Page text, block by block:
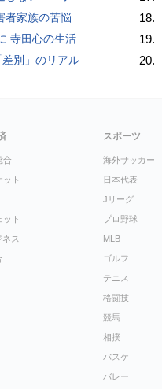
者家族の苦悩
寺田心の生活
別」のリアル
18.
19.
20.
合
ット
ット
ネス
スポーツ
海外サッカー
日本代表
Jリーグ
プロ野球
MLB
ゴルフ
テニス
格闘技
競馬
相撲
バスケ
バレー